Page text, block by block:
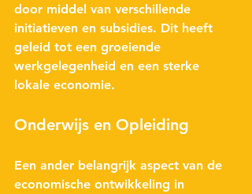
door middel van verschillende
initiatieven en subsidies. Dit heeft
geleid tot een groeiende
werkgelegenheid en een sterke
lokale economie.
Onderwijs en Opleiding
Een ander belangrijk aspect van de
economische ontwikkeling in